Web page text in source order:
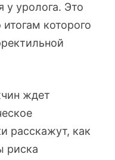
у уролога. Это
которого
ждет
расскажут, как
риска